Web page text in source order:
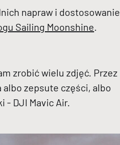
napraw i dostosowanie
Sailing Moonshine
zrobić wielu zdjęć. Przez
zepsute części, albo
- DJI Mavic Air.